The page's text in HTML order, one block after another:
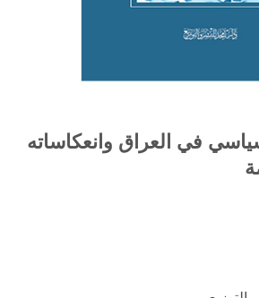
في العراق وانعكاساته